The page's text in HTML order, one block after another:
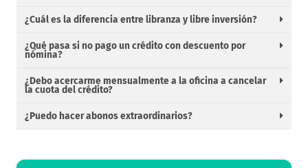
¿Cuál es la diferencia entre libranza y libre inversión?
¿Qué pasa si no pago un crédito con descuento por
nómina?
¿Debo acercarme mensualmente a la oficina a cancelar
la cuota del crédito?
¿Puedo hacer abonos extraordinarios?